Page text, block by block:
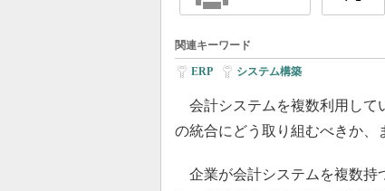
関連キーワード
ERP システム構築
会計システムを複数利用して
の統合にどう取り組むべきか、
企業が会計システムを複数持